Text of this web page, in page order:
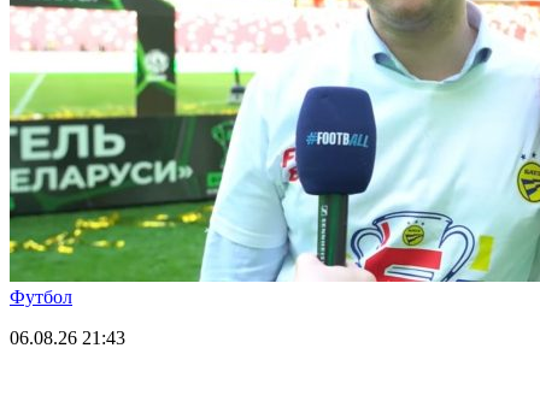
Футбол
06.08.26 21:43